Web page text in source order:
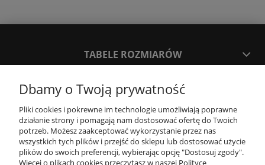
TABELE ROZMIARÓW
SPOSOBY PŁATNOŚCI ORAZ CZAS I KOSZTY DOSTAWY
KONTAKT
Dbamy o Twoją prywatność
Pliki cookies i pokrewne im technologie umożliwiają poprawne
działanie strony i pomagają nam dostosować ofertę do Twoich
potrzeb. Możesz zaakceptować wykorzystanie przez nas
wszystkich tych plików i przejść do sklepu lub dostosować użycie
plików do swoich preferencji, wybierając opcję "Dostosuj zgody".
Więcej o plikach cookies przeczytasz w naszej Polityce